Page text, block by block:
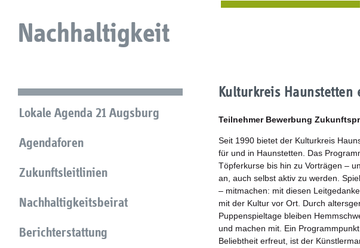
Nachhaltigkeit
Lokale Agenda 21 Augsburg
Agendaforen
Zukunftsleitlinien
Nachhaltigkeitsbeirat
Berichterstattung
Kulturkreis Haunstetten
Teilnehmer Bewerbung
Seit 1990 bietet der Kulturkreis
für und in Haunstetten. Das
Töpferkurse bis hin zu Vorträgen –
an, auch selbst aktiv zu werden.
– mitmachen: mit diesen
mit der Kultur vor Ort. Durch
Puppenspieltage bleiben
und machen mit. Ein
Beliebtheit erfreut, ist der